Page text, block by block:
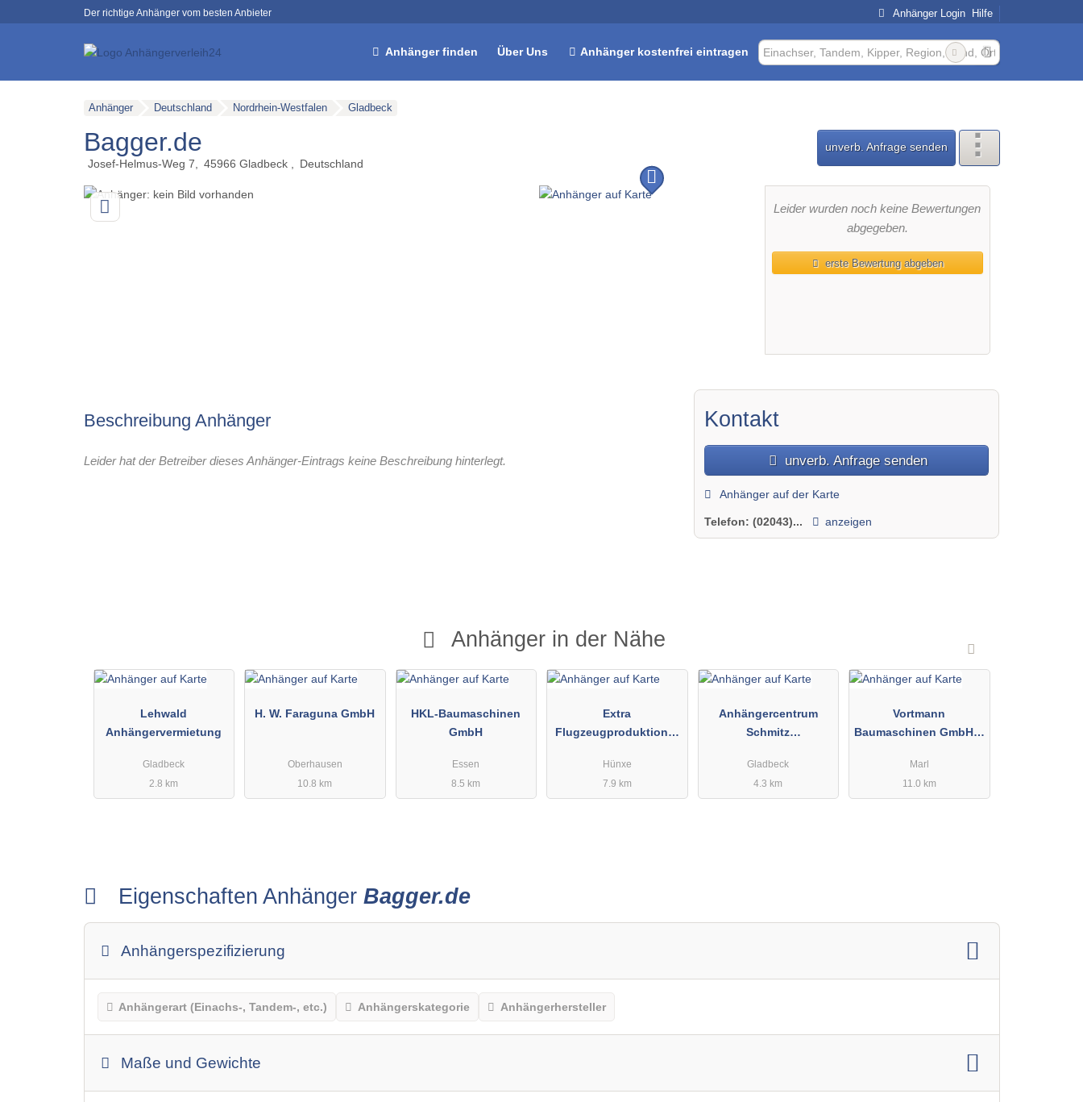
Der richtige Anhänger vom besten Anbieter Anhänger Login Hilfe
Anhänger finden Über Uns Anhänger kostenfrei eintragen
Anhänger Deutschland Nordrhein-Westfalen Gladbeck
Bagger.de
Josef-Helmus-Weg 7 45966 Gladbeck Deutschland
unverb. Anfrage senden
Leider wurden noch keine Bewertungen
abgegeben.
erste Bewertung abgeben
Beschreibung Anhänger
Leider hat der Betreiber dieses Anhänger-Eintrags keine Beschreibung hinterlegt.
Kontakt
unverb. Anfrage senden
Anhänger auf der Karte
Telefon:(02043)... anzeigen
Anhänger in der Nähe
Lehwald
Anhängervermietung
Gladbeck
2.8 km
H. W. Faraguna GmbH
Oberhausen
10.8 km
HKL-Baumaschinen
GmbH
Essen
8.5 km
Extra
Flugzeugproduktions-
Hünxe
7.9 km
Anhängercentrum
Schmitz
Gladbeck
4.3 km
Vortmann
Baumaschinen GmbH &
Marl
11.0 km
Eigenschaften AnhängerBagger.de
Anhängerspezifizierung
Anhängerart (Einachs-, Tandem-, etc.) Anhängerskategorie Anhängerhersteller
Maße und Gewichte